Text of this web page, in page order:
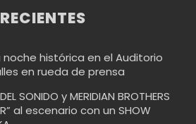
histórica en el Auditorio
en rueda de prensa
SONIDO y MERIDIAN BROTHERS
al escenario con un SHOW